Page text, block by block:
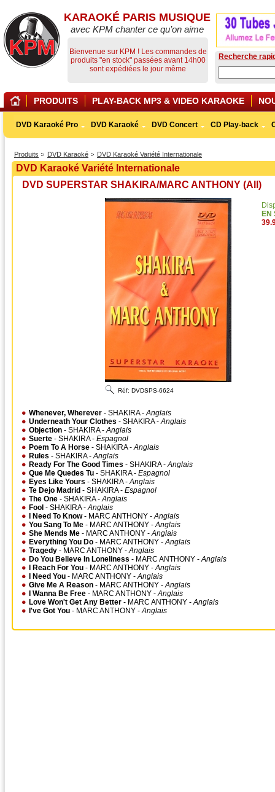
Produits DVD Karaoké DVD Karaoké Variété Internationale
DVD Karaoké Variété Internationale
DVD SUPERSTAR SHAKIRA/MARC ANTHONY (All)
Réf: DVDSPS-6624
EN
Whenever, Wherever - SHAKIRA -Anglais
Underneath Your Clothes - SHAKIRA -Anglais
Objection - SHAKIRA -Anglais
Suerte - SHAKIRA - Espagnol
Poem To A Horse - SHAKIRA -Anglais
Rules - SHAKIRA -Anglais
Ready For The Good Times - SHAKIRA -Anglais
Que Me Quedes Tu - SHAKIRA - Espagnol
Eyes Like Yours - SHAKIRA -Anglais
Te Dejo Madrid - SHAKIRA - Espagnol
The One - SHAKIRA -Anglais
Fool - SHAKIRA -Anglais
I Need To Know- MARC ANTHONY -Anglais
You Sang To Me - MARC ANTHONY -Anglais
She Mends Me - MARC ANTHONY -Anglais
Everything You Do - MARC ANTHONY -Anglais
Tragedy - MARC ANTHONY -Anglais
Do You Believe In Loneliness - MARC ANTHONY -Anglais
I Reach For You - MARC ANTHONY -Anglais
I Need You - MARC ANTHONY -Anglais
Give Me A Reason - MARC ANTHONY -Anglais
I Wanna Be Free - MARC ANTHONY -Anglais
Love Won't Get Any Better - MARC ANTHONY -Anglais
I've Got You - MARC ANTHONY -Anglais
KARAOKÉ PARIS MUSIQUE
avec KPM chanter ce qu’on aime
Bienvenue sur KPM ! Les commandes de
produits "en stock" passées avant 14h00
sont expédiées le jour même
Recherche
PRODUITS PLAY-BACK MP3 & VIDEO KARAOKE
DVD Karaoké Pro DVD Karaoké DVD Concert CD Play-back